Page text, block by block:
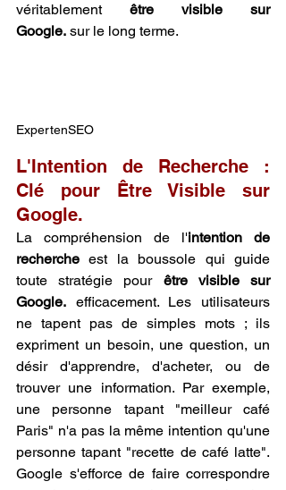
véritablement être visible sur
Google. sur le long terme.
ExpertenSEO
L'Intention de Recherche :
Clé pour Être Visible sur
Google.
La compréhension de l'intention de
recherche est la boussole qui guide
toute stratégie pour être visible sur
Google. efficacement. Les utilisateurs
ne tapent pas de simples mots ; ils
expriment un besoin, une question, un
désir d'apprendre, d'acheter, ou de
trouver une information. Par exemple,
une personne tapant "meilleur café
Paris" n'a pas la même intention qu'une
personne tapant "recette de café latte".
Google s'efforce de faire correspondre